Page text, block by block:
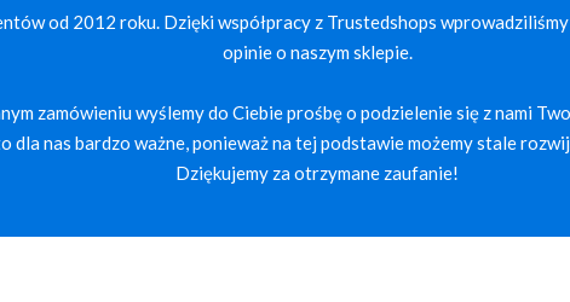
od 2012 roku. Dzięki współpracy z Trustedshops
opinie o naszym sklepie.
zamówieniu wyślemy do Ciebie prośbę o podzielenie się z nami
dla nas bardzo ważne, ponieważ na tej podstawie możemy stale
Dziękujemy za otrzymane zaufanie!